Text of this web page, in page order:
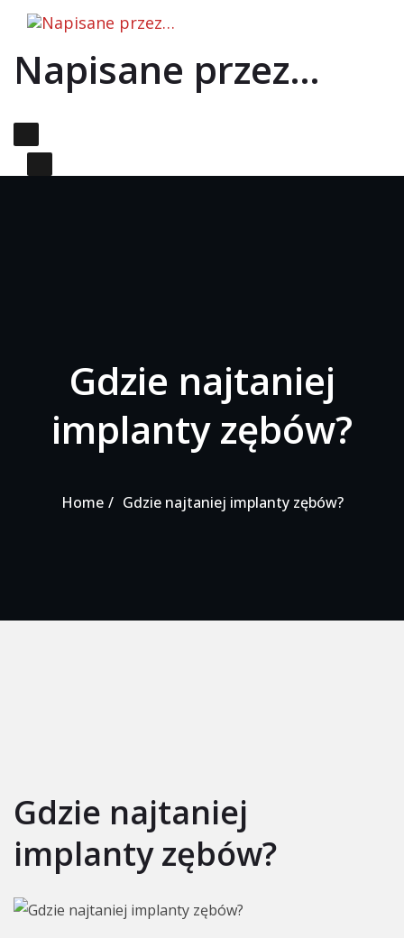
Skip to the content
Napisane przez…
Primary Menu
Gdzie najtaniej
implanty zębów?
Home Gdzie najtaniej implanty zębów?
Gdzie najtaniej
implanty zębów?